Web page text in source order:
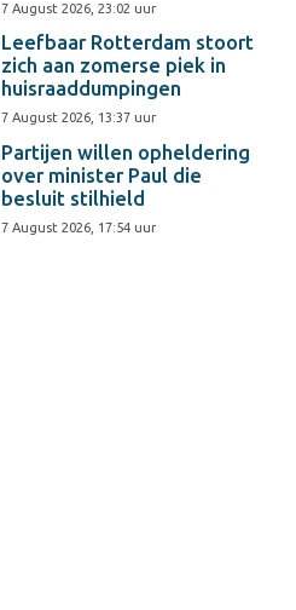
7 August 2026, 23:02 uur
Leefbaar Rotterdam stoort
zich aan zomerse piek in
huisraaddumpingen
7 August 2026, 13:37 uur
Partijen willen opheldering
over minister Paul die
besluit stilhield
7 August 2026, 17:54 uur